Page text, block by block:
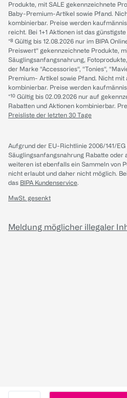
Produkte, mit SALE gekennzeichnete
Baby-Premium-Artikel sowie Pfand.
kombinierbar. Preise werden
reicht. Bei 1+1 Aktionen ist das
*⁸ Gültig bis 12.08.2026 nur im BIPA
Preiswert“ gekennzeichnete Produkte,
Säuglingsanfangsnahrung,
der Marke “Accessories“, “Tonies“,
Premium- Artikel sowie Pfand. Nicht mit
kombinierbar. Preise werden
*¹⁰ Gültig bis 02.09.2026 nur auf
Rabatten und Aktionen kombinierbar.
Preisliste der letzten 30 Tage
Aufgrund der EU-Richtlinie 2006/141/
Säuglingsanfangsnahrung Rabatte oder
weiteren ist ebenfalls ein Sammeln von
nicht erlaubt und daher nicht möglich.
das BIPA Kundenservice.
MwSt. gesenkt
Meldung möglicher illegaler